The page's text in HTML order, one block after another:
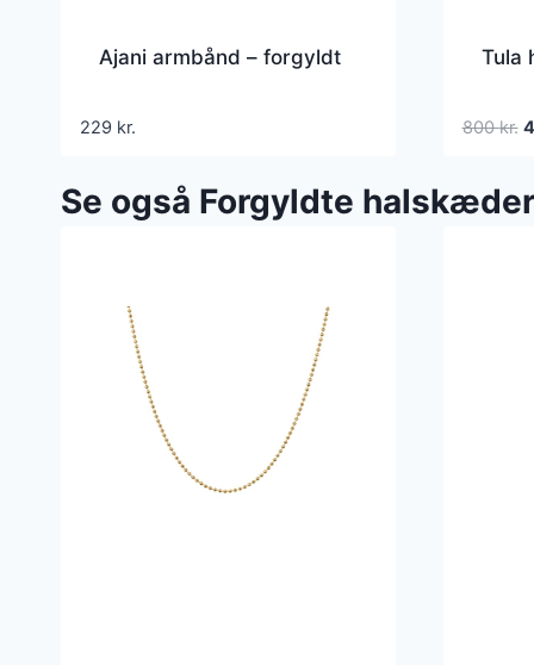
Ajani armbånd – forgyldt
229 kr.
Tula
800kr.
Se også Forgyldte halskæder